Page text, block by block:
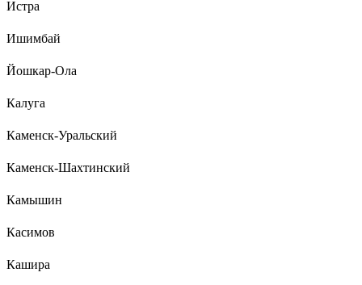
Истра
Ишимбай
Йошкар-Ола
Калуга
Каменск-Уральский
Каменск-Шахтинский
Камышин
Касимов
Кашира